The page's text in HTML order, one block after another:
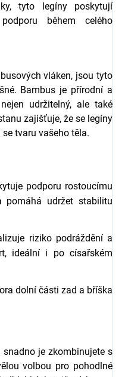
tyto legíny poskytují
během celého
vláken, jsou tyto
Bambus je přírodní a
udržitelný, ale také
zajišťuje, že se legíny
tvaru vašeho těla.
podporu rostoucímu
pomáhá udržet stabilitu
riziko podráždění a
ideální i po císařském
dolní části zad a bříška
snadno je zkombinujete s
volbou pro pohodlné